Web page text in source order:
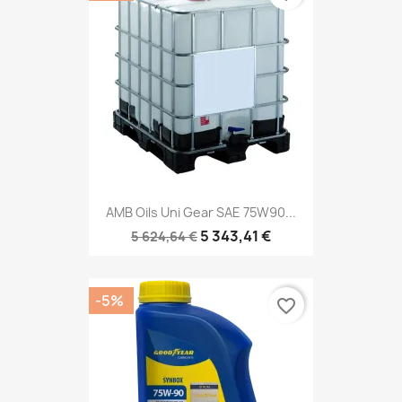
AMB Oils Uni Gear SAE 75W90...
5 624,64 € 5 343,41 €
-5% favorite_border